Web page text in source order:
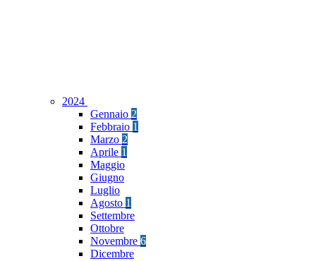
2024
Gennaio 2
Febbraio 1
Marzo 2
Aprile 1
Maggio
Giugno
Luglio
Agosto 1
Settembre
Ottobre
Novembre 6
Dicembre